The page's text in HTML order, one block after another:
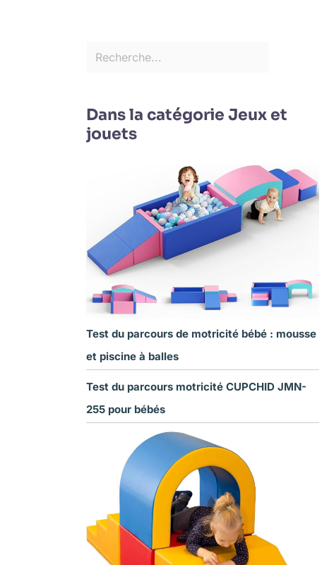
Dans la catégorie Jeux et
jouets
Test du parcours de motricité bébé : mousse
et piscine à balles
Test du parcours motricité CUPCHID JMN-
255 pour bébés